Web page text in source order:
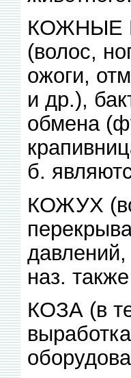
КОЖНЫЕ
(волос,
ожоги,
и др.),
обмена
б.
КОЖУХ
наз.
КОЗА (в